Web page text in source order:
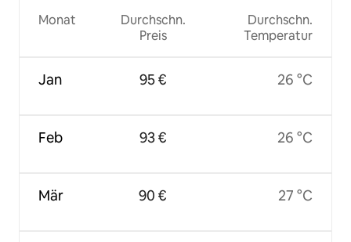
Monat
Jan
Feb
Mär
Durchschn.
Preis
95 €
93 €
90 €
Durchschn.
Temperatur
26 °C
26 °C
27 °C